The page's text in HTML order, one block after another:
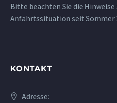
Bitte beachten Sie die
Anfahrtssituation seit Sommer
KONTAKT
Adresse: